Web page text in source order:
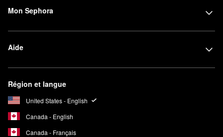
Mon Sephora
Aide
Région et langue
United States - English
Canada - English
Canada - Français